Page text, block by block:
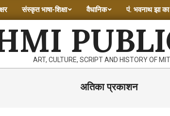
संस्कृत भाषा-शिक्षा वैधानिक पं. भवनाथ झा का
ART, CULTURE, SCRIPT AND HISTORY OF
अतिका प्रकाशन